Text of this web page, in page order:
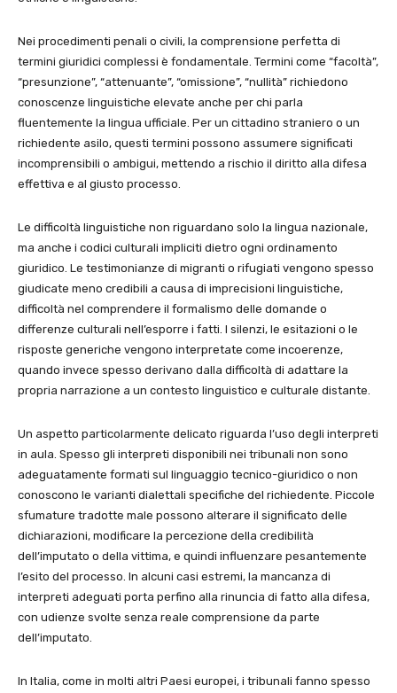
Nei procedimenti penali o civili, la comprensione perfetta di
termini giuridici complessi è fondamentale. Termini come “facoltà”,
“presunzione”, “attenuante”, “omissione”, “nullità” richiedono
conoscenze linguistiche elevate anche per chi parla
fluentemente la lingua ufficiale. Per un cittadino straniero o un
richiedente asilo, questi termini possono assumere significati
incomprensibili o ambigui, mettendo a rischio il diritto alla difesa
effettiva e al giusto processo.
Le difficoltà linguistiche non riguardano solo la lingua nazionale,
ma anche i codici culturali impliciti dietro ogni ordinamento
giuridico. Le testimonianze di migranti o rifugiati vengono spesso
giudicate meno credibili a causa di imprecisioni linguistiche,
difficoltà nel comprendere il formalismo delle domande o
differenze culturali nell’esporre i fatti. I silenzi, le esitazioni o le
risposte generiche vengono interpretate come incoerenze,
quando invece spesso derivano dalla difficoltà di adattare la
propria narrazione a un contesto linguistico e culturale distante.
Un aspetto particolarmente delicato riguarda l’uso degli interpreti
in aula. Spesso gli interpreti disponibili nei tribunali non sono
adeguatamente formati sul linguaggio tecnico-giuridico o non
conoscono le varianti dialettali specifiche del richiedente. Piccole
sfumature tradotte male possono alterare il significato delle
dichiarazioni, modificare la percezione della credibilità
dell’imputato o della vittima, e quindi influenzare pesantemente
l’esito del processo. In alcuni casi estremi, la mancanza di
interpreti adeguati porta perfino alla rinuncia di fatto alla difesa,
con udienze svolte senza reale comprensione da parte
dell’imputato.
In Italia, come in molti altri Paesi europei, i tribunali fanno spesso